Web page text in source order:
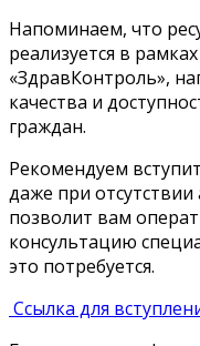
Напоминаем, что
реализуется в
«ЗдравКонтроль»,
качества и
граждан.
Рекомендуем
даже при
позволит вам
консультацию
это потребуется.
Ссылка для